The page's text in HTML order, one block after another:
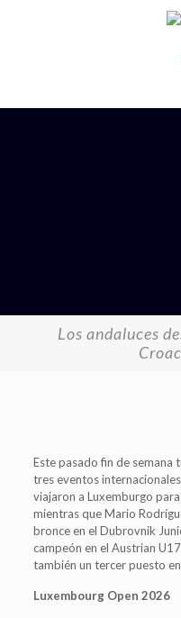
Los andaluces
Este pasado fin de semana
tres eventos
viajaron a Luxemburgo
mientras que Mario
bronce en el Dubrovnik
campeón en el Austrian
también un tercer puesto
Luxembourg Open 2026